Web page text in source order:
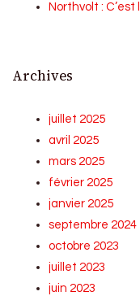
Northvolt :
Archives
juillet 2025
avril 2025
mars 2025
février 2025
janvier 2025
septembre 2024
octobre 2023
juillet 2023
juin 2023